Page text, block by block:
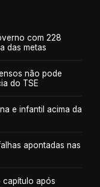
com 228
das metas
não pode
do TSE
e infantil acima da
apontadas nas
capítulo após